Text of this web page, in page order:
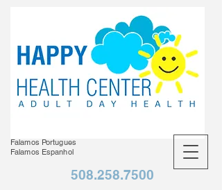
508.258.7500
Falamos Portugues
Falamos Espanhol